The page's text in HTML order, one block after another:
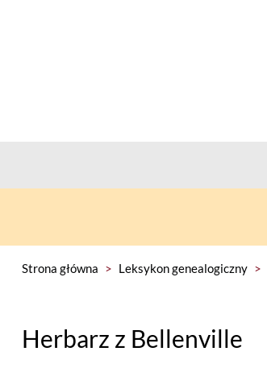
Strona główna > Leksykon genealogiczny >
Herbarz z Bellenville